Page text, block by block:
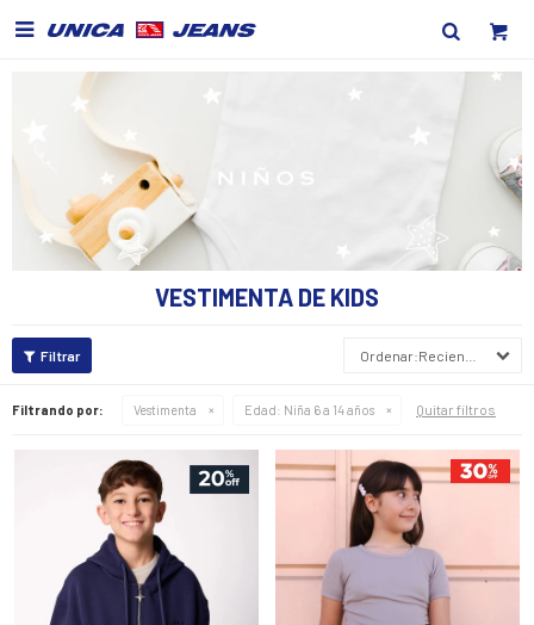

VESTIMENTA DE KIDS
Recientes
Filtrando por: Vestimenta Edad: Niña 6 a 14 años Quitar filtros